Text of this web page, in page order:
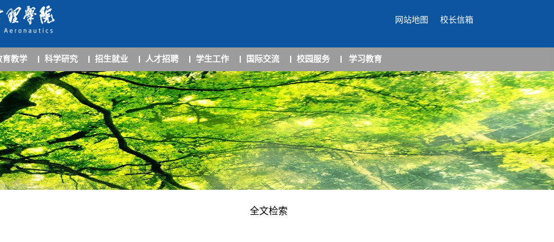
网站地图 校长信箱
育教学 科学研究 招生就业 人才招聘 学生工作 国际交流 校园服务 学习教育
全文检索